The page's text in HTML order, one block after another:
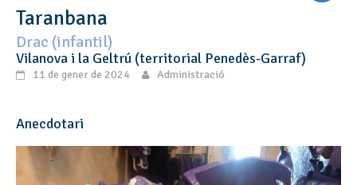
Taranbana
Drac (infantil)
Vilanova i la Geltrú (territorial Penedès-Garraf)
11 de gener de 2024 Administració
Anecdotari